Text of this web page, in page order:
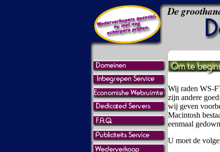
Wij raden WS-
zijn andere
wij geven
Macintosh
eenmaal
U moet de